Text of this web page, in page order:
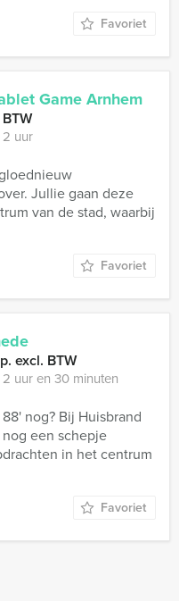
Favoriet
Game Arnhem
2 uur
Jullie gaan deze
van de stad, waarbij
Favoriet
excl. BTW
uur en 30 minuten
nog? Bij Huisbrand
een schepje
in het centrum
Favoriet